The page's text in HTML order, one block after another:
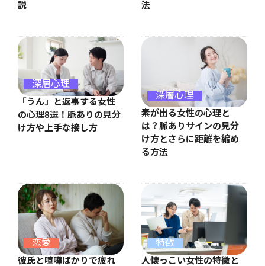
説
法
深層心理
「うん」と返事する女性
の心理8選！脈ありの見分
け方や上手な接し方
深層心理
素が出る女性の心理と
は？脈ありサインの見分
け方とさらに距離を縮め
る方法
恋愛
彼氏と喧嘩ばかりで疲れ
特徴
人懐っこい女性の特徴と